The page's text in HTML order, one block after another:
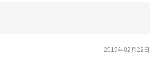
2019年02月22日